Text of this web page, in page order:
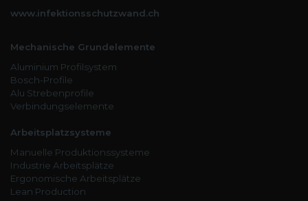
www.infektionsschutzwand.ch
Mechanische Grundelemente
Aluminium Profilsystem
Bosch-Profile
Alu Strebenprofile
Verbindungselemente
Arbeitsplatzsysteme
Manuelle Produktionssysteme
Industrie Arbeitsplätze
Ergonomische Arbeitsplätze
Lean Production